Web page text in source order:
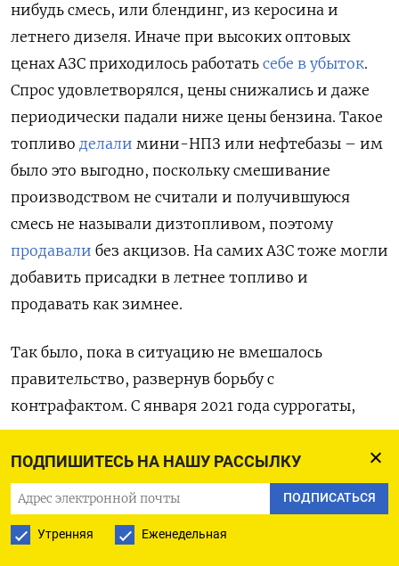
ПОДПИШИТЕСЬ НА НАШУ РАССЫЛКУ
ПОДПИСАТЬСЯ
Утренняя Еженедельная
нибудь смесь, или блендинг, из керосина и
летнего дизеля. Иначе при высоких оптовых
ценах АЗС приходилось работать себе в убыток.
Спрос удовлетворялся, цены снижались и даже
периодически падали ниже цены бензина. Такое
топливо делали мини-НПЗ или нефтебазы – им
было это выгодно, поскольку смешивание
производством не считали и получившуюся
смесь не называли дизтопливом, поэтому
продавали без акцизов. На самих АЗС тоже могли
добавить присадки в летнее топливо и
продавать как зимнее.
Так было, пока в ситуацию не вмешалось
правительство, развернув борьбу с
контрафактом. С января 2021 года суррогаты,
произведенные не по стандартам, запретили
называть зимним дизельным топливом. Осенью
2021 года былорешеновзимать акциз со смеси
летнего топлива и авиакеросина, причем
собрать его
попыталисьсразу за три предыдущих